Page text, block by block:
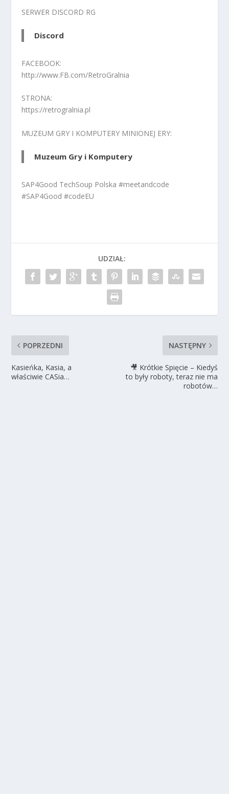
SERWER DISCORD RG
Discord
FACEBOOK:
http://www.FB.com/RetroGralnia
STRONA:
https://retrogralnia.pl
MUZEUM GRY I KOMPUTERY MINIONEJ ERY:
Muzeum Gry i Komputery
SAP4Good TechSoup Polska #meetandcode
#SAP4Good #codeEU
UDZIAŁ:
POPRZEDNI
Kasieńka, Kasia, a
właściwie CASia…
NASTĘPNY
🎥 Krótkie Spięcie – Kiedyś
to były roboty, teraz nie ma
robotów…